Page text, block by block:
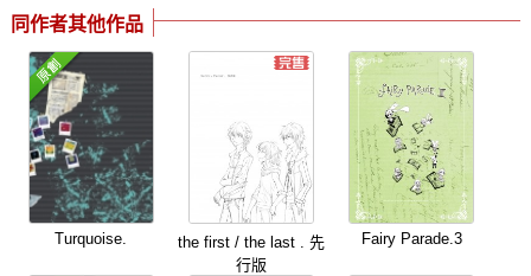
同作者其他作品
Turquoise.
the first / the last . 先
行版
Fairy Parade.3